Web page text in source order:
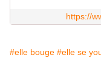
https://
#elle bouge #elle se